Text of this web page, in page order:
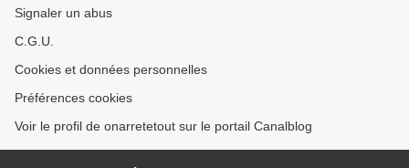
Signaler un abus
C.G.U.
Cookies et données personnelles
Préférences cookies
Voir le profil de onarretetout sur le portail Canalblog